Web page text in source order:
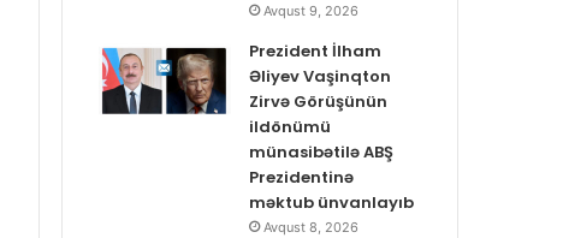
Avqust 9, 2026
Prezident İlham
Əliyev Vaşinqton
Zirvə Görüşünün
ildönümü
münasibətilə ABŞ
Prezidentinə
məktub ünvanlayıb
Avqust 8, 2026